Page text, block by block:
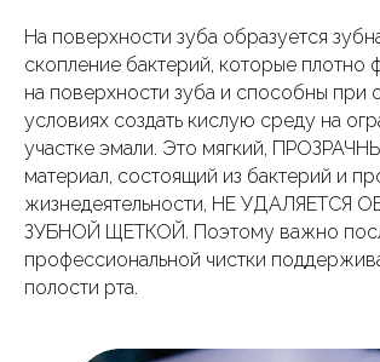
На поверхности зуба образуется
скопление бактерий, которые плотно
на поверхности зуба и способны при
условиях создать кислую среду на
участке эмали. Это мягкий,
материал, состоящий из бактерий и
жизнедеятельности, НЕ УДАЛЯЕТСЯ
ЗУБНОЙ ЩЕТКОЙ. Поэтому важно
профессиональной чистки
полости рта.